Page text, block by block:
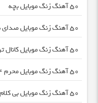
50 آهنگ زنگ موبایل بچه
50 آهنگ زنگ موبایل صدای باکلاس
50 آهنگ زنگ موبایل کانال ترکی
50 آهنگ زنگ موبایل محرم 94
50 آهنگ زنگ موبایل بی کلام آرامش دهنده